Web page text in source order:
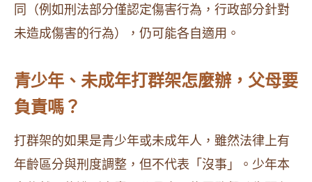
同（例如刑法部分僅認定傷害行為，行政部分針對
未造成傷害的行為），仍可能各自適用。
青少年、未成年打群架怎麼辦，父母要
負責嗎？
打群架的如果是青少年或未成年人，雖然法律上有
年齡區分與刑度調整，但不代表「沒事」。少年本